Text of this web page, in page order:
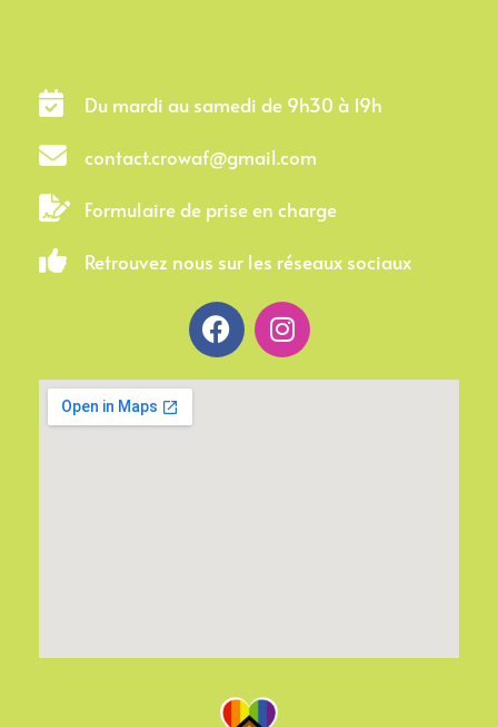
Du mardi au samedi de 9h30 à 19h
contact.crowaf@gmail.com
Formulaire de prise en charge
Retrouvez nous sur les réseaux sociaux